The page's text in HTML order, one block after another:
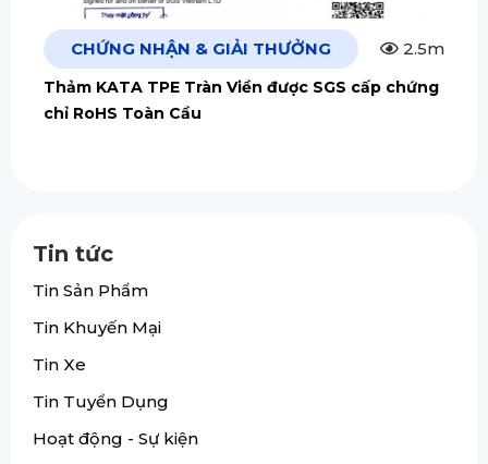
CHỨNG NHẬN & GIẢI THƯỞNG 2.5m
Thảm KATA TPE Tràn Viền được SGS cấp chứng
chỉ RoHS Toàn Cầu
Tin tức
Tin Sản Phẩm
Tin Khuyến Mại
Tin Xe
Tin Tuyển Dụng
Hoạt động - Sự kiện